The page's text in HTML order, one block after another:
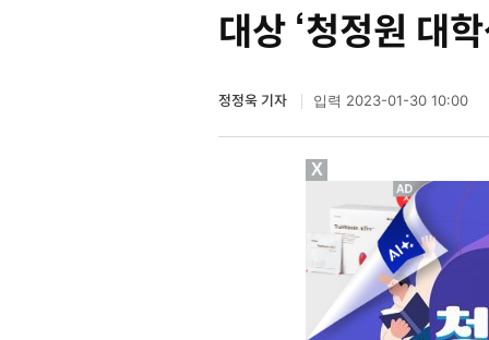
대상 ‘청정원 대
정정욱 기자 입력 2023-01-30 10:00
X